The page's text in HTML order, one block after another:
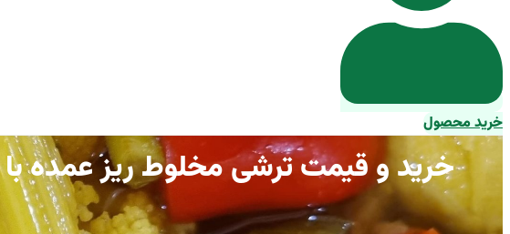
خرید محصول
خرید و قیمت ترشی مخلوط ریز عمده با